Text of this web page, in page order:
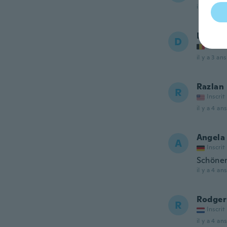
il y a 3 ans
D Danny
Inscrit
il y a 3 ans
R Razlan
Inscrit
il y a 4 ans
A Angela
Inscrit
il y a 4 ans
R Rodger
Inscrit
il y a 4 ans